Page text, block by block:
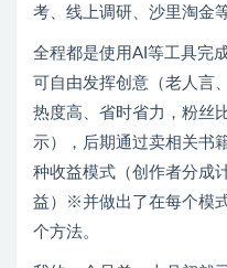
考、线上调研、沙里淘金
全程都是使用AI等工具完
可自由发挥创意（老人言
热度高、省时省力，粉丝
示），后期通过卖相关书
种收益模式（创作者分成
益）※并做出了在每个模
个方法。